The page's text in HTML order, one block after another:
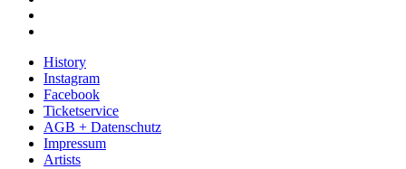
History
Instagram
Facebook
Ticketservice
AGB + Datenschutz
Impressum
Artists